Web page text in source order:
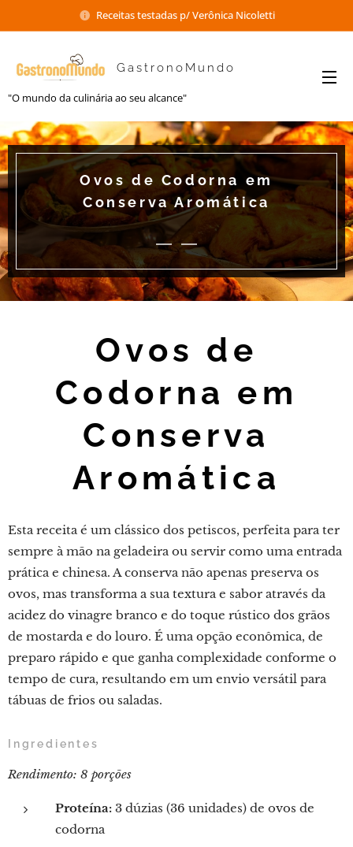
Receitas testadas p/ Verônica Nicoletti
GastronoMundo
"O mundo da culinária ao seu alcance"
Ovos de Codorna em
Conserva Aromática
Ovos de
Codorna em
Conserva
Aromática
Esta receita é um clássico dos petiscos, perfeita para ter
sempre à mão na geladeira ou servir como uma entrada
prática e chinesa. A conserva não apenas preserva os
ovos, mas transforma a sua textura e sabor através da
acidez do vinagre branco e do toque rústico dos grãos
de mostarda e do louro. É uma opção econômica, de
preparo rápido e que ganha complexidade conforme o
tempo de cura, resultando em um envio versátil para
tábuas de frios ou saladas.
Ingredientes
Rendimento: 8 porções
Proteína: 3 dúzias (36 unidades) de ovos de
codorna